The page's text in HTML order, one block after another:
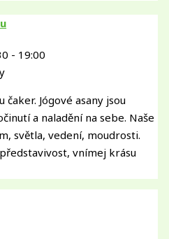
- 19:00
Jógové asany jsou
a naladění na sebe. Naše
světla, vedení, moudrosti.
vnímej krásu